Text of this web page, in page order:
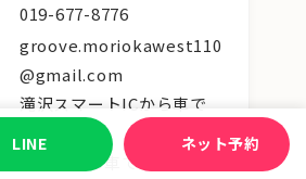
019-677-8776
groove.moriokawest110
@gmail.com
滝沢スマートICから車で
盛岡ICから車で5分
LINE ネット予約